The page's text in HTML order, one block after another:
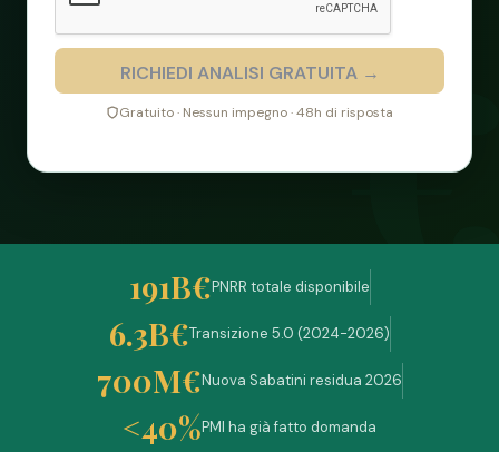
U
RICHIEDI ANALISI GRATUITA →
Gratuito · Nessun impegno · 48h di risposta
191B€PNRR totale disponibile
6.3B€Transizione 5.0 (2024-2026)
700M€Nuova Sabatini residua 2026
<40%PMI ha già fatto domanda